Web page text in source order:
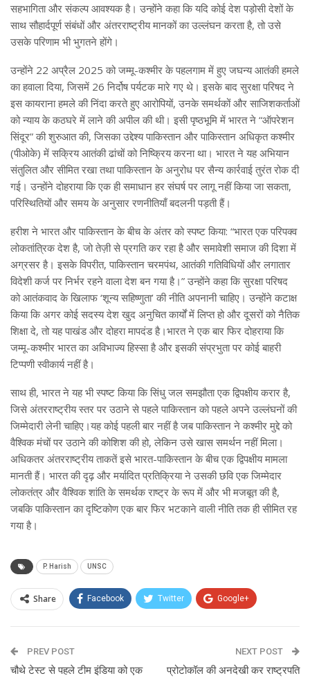
सहभागिता और संकल्प आवश्यक है। उन्होंने कहा कि यदि कोई देश पड़ोसी देशों के
साथ सौहार्दपूर्ण संबंधों और अंतरराष्ट्रीय मानकों का उल्लंघन करता है, तो उसे
उसके परिणाम भी भुगतने होंगे।
उन्होंने 22 अप्रैल 2025 को जम्मू-कश्मीर के पहलगाम में हुए जघन्य आतंकी हमले
का हवाला दिया, जिसमें 26 निर्दोष पर्यटक मारे गए थे। इसके बाद सुरक्षा परिषद ने
इस कायराना हमले की निंदा करते हुए आरोपियों, उनके समर्थकों और साजिशकर्ताओं
को न्याय के कठघरे में लाने की अपील की थी। इसी पृष्ठभूमि में भारत ने “ऑपरेशन
सिंदूर” की शुरुआत की, जिसका उद्देश्य पाकिस्तान और पाकिस्तान अधिकृत कश्मीर
(पीओके) में सक्रिय आतंकी ढांचों को निष्क्रिय करना था। भारत ने यह अभियान
संतुलित और सीमित रखा तथा पाकिस्तान के अनुरोध पर सैन्य कार्रवाई तुरंत रोक दी
गई। उन्होंने दोहराया कि एक ही समाधान हर संघर्ष पर लागू नहीं किया जा सकता,
परिस्थितियों और समय के अनुसार रणनीतियाँ बदलनी पड़ती हैं।
हरीश ने भारत और पाकिस्तान के बीच के अंतर को स्पष्ट किया: “भारत एक परिपक्व
लोकतांत्रिक देश है, जो तेज़ी से प्रगति कर रहा है और समावेशी समाज की दिशा में
अग्रसर है। इसके विपरीत, पाकिस्तान चरमपंथ, आतंकी गतिविधियों और लगातार
विदेशी कर्ज पर निर्भर रहने वाला देश बन गया है।” उन्होंने कहा कि सुरक्षा परिषद
को आतंकवाद के खिलाफ ‘शून्य सहिष्णुता’ की नीति अपनानी चाहिए। उन्होंने कटाक्ष
किया कि अगर कोई सदस्य देश खुद अनुचित कार्यों में लिप्त हो और दूसरों को नैतिक
शिक्षा दे, तो यह पाखंड और दोहरा मापदंड है।भारत ने एक बार फिर दोहराया कि
जम्मू-कश्मीर भारत का अविभाज्य हिस्सा है और इसकी संप्रभुता पर कोई बाहरी
टिप्पणी स्वीकार्य नहीं है।
साथ ही, भारत ने यह भी स्पष्ट किया कि सिंधु जल समझौता एक द्विपक्षीय करार है,
जिसे अंतरराष्ट्रीय स्तर पर उठाने से पहले पाकिस्तान को पहले अपने उल्लंघनों की
जिम्मेदारी लेनी चाहिए।यह कोई पहली बार नहीं है जब पाकिस्तान ने कश्मीर मुद्दे को
वैश्विक मंचों पर उठाने की कोशिश की हो, लेकिन उसे खास समर्थन नहीं मिला।
अधिकतर अंतरराष्ट्रीय ताकतें इसे भारत-पाकिस्तान के बीच एक द्विपक्षीय मामला
मानती हैं। भारत की दृढ़ और मर्यादित प्रतिक्रिया ने उसकी छवि एक जिम्मेदार
लोकतंत्र और वैश्विक शांति के समर्थक राष्ट्र के रूप में और भी मजबूत की है,
जबकि पाकिस्तान का दृष्टिकोण एक बार फिर भटकाने वाली नीति तक ही सीमित रह
गया है।
P. Harish UNSC
Share Facebook Twitter Google+
Email
PREV POST
चौथे टेस्ट से पहले टीम इंडिया को एक
NEXT POST
प्रोटोकॉल की अनदेखी कर राष्ट्रपति